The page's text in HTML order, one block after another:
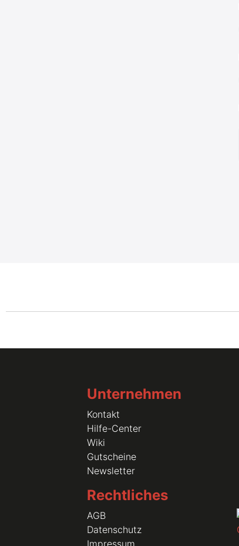
Unternehmen
Kontakt
Hilfe-Center
Wiki
Gutscheine
Newsletter
Rechtliches
AGB
Datenschutz
Impressum